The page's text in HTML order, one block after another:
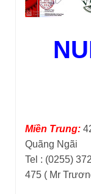
Miền Trung:
Quãng Ngãi
Tel : (0255)
475 ( Mr